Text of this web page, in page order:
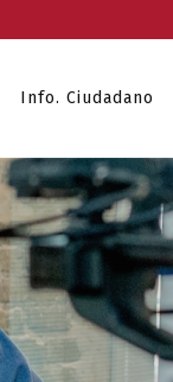
Info. Ciudadano